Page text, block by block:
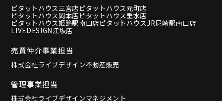
ピタットハウス三宮店ピタットハウス元町店
ピタットハウス岡本店ピタットハウス垂水店
ピタットハウス姫路駅南口店ピタットハウスJR尼崎駅南口店
LIVEDESIGN江坂店
売買仲介事業担当
株式会社ライブデザイン不動産販売
管理事業担当
株式会社ライブデザインマネジメント